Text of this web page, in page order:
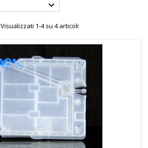

Visualizzati 1-4 su 4 articoli